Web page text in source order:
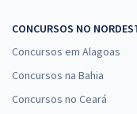
CONCURSOS NO
Concursos em Alagoas
Concursos na Bahia
Concursos no Ceará